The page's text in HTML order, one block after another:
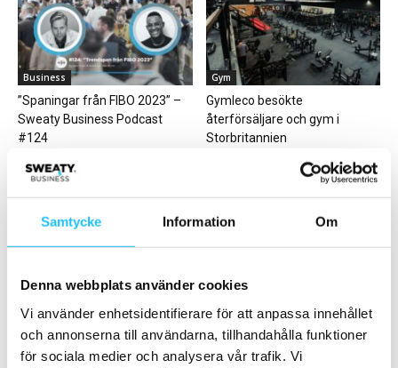
Samtycke Information Om
Denna webbplats använder cookies
Vi använder enhetsidentifierare för att anpassa innehållet
och annonserna till användarna, tillhandahålla funktioner
för sociala medier och analysera vår trafik. Vi
Business
”Spaningar från FIBO 2023” –
Sweaty Business Podcast
#124
Gym
Gymleco besökte
återförsäljare och gym i
Storbritannien
Forskning
minska muskelförlust vid GLP-
1-behandling
Business
nästa nivå